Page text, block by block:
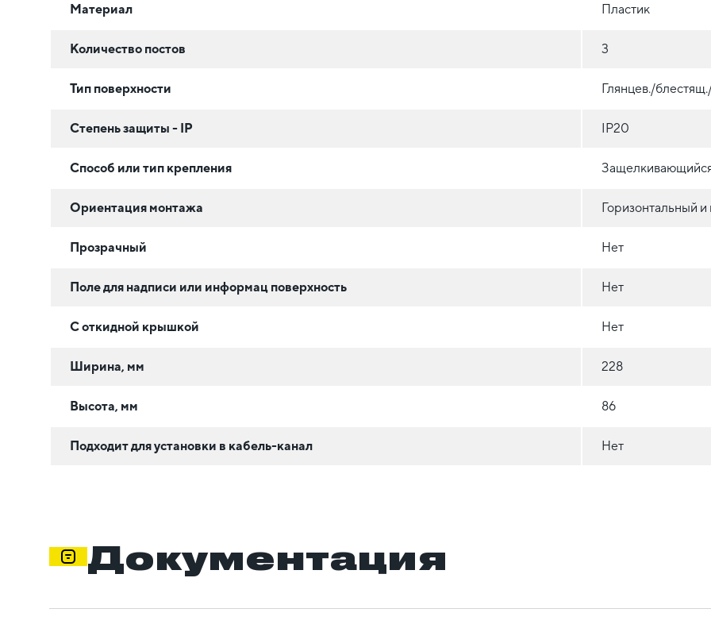
Материал Пластик
Количество постов 3
Тип поверхности Глянцев./
Степень защиты - IP IP20
Способ или тип крепления Защелкивающийся
Ориентация монтажа Горизонтальный
Прозрачный Нет
Поле для надписи или информац поверхность Нет
С откидной крышкой Нет
Ширина, мм 228
Высота, мм 86
Подходит для установки в кабель-канал Нет
Документация